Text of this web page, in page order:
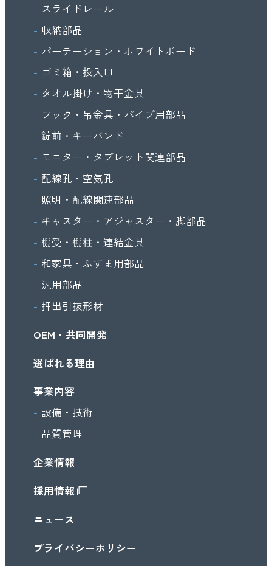
スライドレール
収納部品
パーテーション・ホワイトボード
ゴミ箱・投入口
タオル掛け・物干金具
フック・吊金具・パイプ用部品
錠前・キーバンド
モニター・タブレット関連部品
配線孔・空気孔
照明・配線関連部品
キャスター・アジャスター・脚部品
棚受・棚柱・連結金具
和家具・ふすま用部品
汎用部品
押出引抜形材
OEM・共同開発
選ばれる理由
事業内容
設備・技術
品質管理
企業情報
採用情報
ニュース
プライバシーポリシー